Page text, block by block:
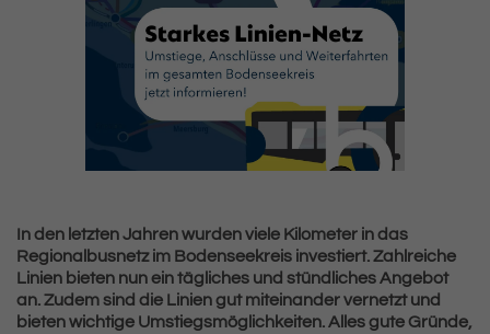
In den letzten Jahren wurden viele Kilometer in das
Regionalbusnetz im Bodenseekreis investiert. Zahlreiche
Linien bieten nun ein tägliches und stündliches Angebot
an. Zudem sind die Linien gut miteinander vernetzt und
bieten wichtige Umstiegsmöglichkeiten. Alles gute Gründe,